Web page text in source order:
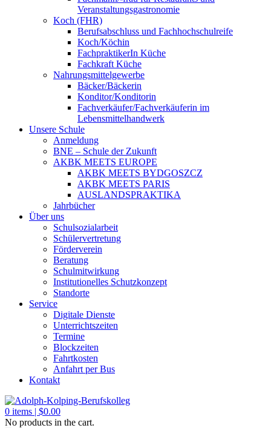
Veranstaltungsgastronomie
Koch (FHR)
Berufsabschluss und Fachhochschulreife
Koch/Köchin
FachpraktikerIn Küche
Fachkraft Küche
Nahrungsmittelgewerbe
Bäcker/Bäckerin
Konditor/Konditorin
Fachverkäufer/Fachverkäuferin im
Lebensmittelhandwerk
Unsere Schule
Anmeldung
BNE – Schule der Zukunft
AKBK MEETS EUROPE
AKBK MEETS BYDGOSZCZ
AKBK MEETS PARIS
AUSLANDSPRAKTIKA
Jahrbücher
Über uns
Schulsozialarbeit
Schülervertretung
Förderverein
Beratung
Schulmitwirkung
Institutionelles Schutzkonzept
Standorte
Service
Digitale Dienste
Unterrichtszeiten
Termine
Blockzeiten
Fahrtkosten
Anfahrt per Bus
Kontakt
0 items | $0.00
No products in the cart.